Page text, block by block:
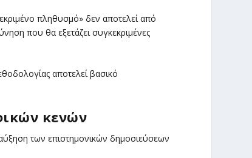
πληθυσμό» δεν αποτελεί από
που θα εξετάζει συγκεκριμένες
αποτελεί βασικό
κενών
των επιστημονικών δημοσιεύσεων